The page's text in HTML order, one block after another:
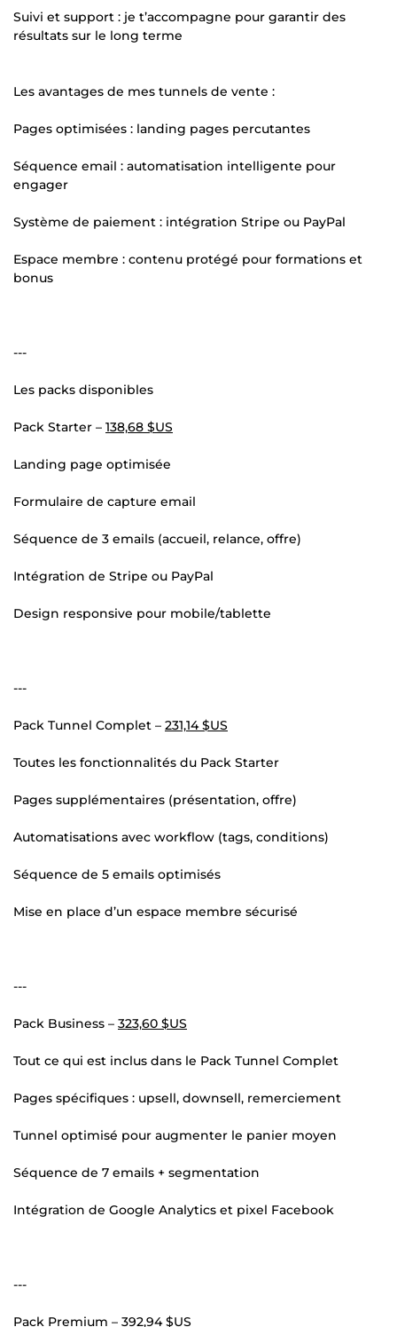
Suivi et support : je t’accompagne pour garantir des
résultats sur le long terme
Les avantages de mes tunnels de vente :
Pages optimisées : landing pages percutantes
Séquence email : automatisation intelligente pour
engager
Système de paiement : intégration Stripe ou PayPal
Espace membre : contenu protégé pour formations et
bonus
---
Les packs disponibles
Pack Starter – 138,68 $US
Landing page optimisée
Formulaire de capture email
Séquence de 3 emails (accueil, relance, offre)
Intégration de Stripe ou PayPal
Design responsive pour mobile/tablette
---
Pack Tunnel Complet – 231,14 $US
Toutes les fonctionnalités du Pack Starter
Pages supplémentaires (présentation, offre)
Automatisations avec workflow (tags, conditions)
Séquence de 5 emails optimisés
Mise en place d’un espace membre sécurisé
---
Pack Business – 323,60 $US
Tout ce qui est inclus dans le Pack Tunnel Complet
Pages spécifiques : upsell, downsell, remerciement
Tunnel optimisé pour augmenter le panier moyen
Séquence de 7 emails + segmentation
Intégration de Google Analytics et pixel Facebook
---
Pack Premium – 392,94 $US